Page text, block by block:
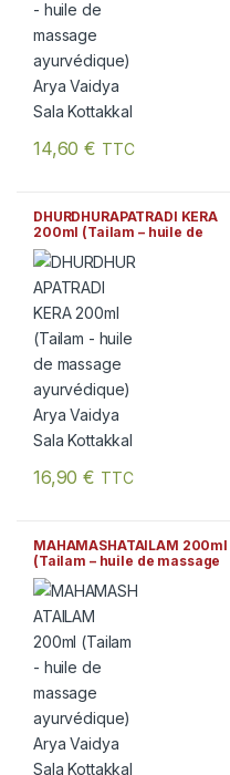
14,60€ TTC
DHURDHURAPATRADI KERA
200ml (Tailam – huile de
massage ayurvédique) Arya
Vaidya Sala Kottakkal
16,90€ TTC
MAHAMASHATAILAM 200ml
(Tailam – huile de massage
ayurvédique) Arya Vaidya
Sala Kottakkal